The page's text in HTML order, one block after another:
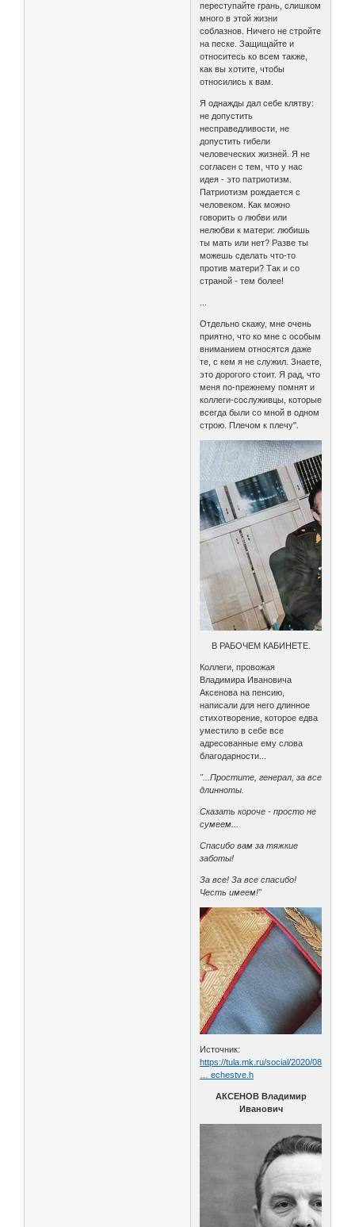
переступайте грань, слишком
много в этой жизни
соблазнов. Ничего не стройте
на песке. Защищайте и
относитесь ко всем также,
как вы хотите, чтобы
относились к вам.
Я однажды дал себе клятву:
не допустить
несправедливости, не
допустить гибели
человеческих жизней. Я не
согласен с тем, что у нас
идея - это патриотизм.
Патриотизм рождается с
человеком. Как можно
говорить о любви или
нелюбви к матери: любишь
ты мать или нет? Разве ты
можешь сделать что-то
против матери? Так и со
страной - тем более!
Отдельно скажу, мне очень
приятно, что ко мне с особым
вниманием относятся даже
те, с кем я не служил. Знаете,
это дорогого стоит. Я рад, что
меня по-прежнему помнят и
коллеги-сослуживцы, которые
всегда были со мной в одном
строю. Плечом к плечу".
В РАБОЧЕМ КАБИНЕТЕ.
Коллеги, провожая
Владимира Ивановича
Аксенова на пенсию,
написали для него длинное
стихотворение, которое едва
уместило в себе все
адресованные ему слова
благодарности...
"...Простите, генерал, за все
длинноты.
Сказать короче - просто не
сумеем...
Спасибо вам за тяжкие
заботы!
За все! За все спасибо!
Честь имеем!"
Источник:
https://tula.mk.ru/social/2020/08/25/ot
… echestve.h
АКСЕНОВ Владимир
Иванович